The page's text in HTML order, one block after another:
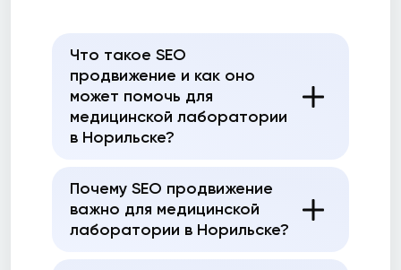
Что такое SEO
продвижение и как оно
может помочь для
медицинской лаборатории
в Норильске?
Почему SEO продвижение
важно для медицинской
лаборатории в Норильске?